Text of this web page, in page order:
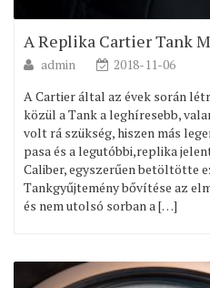
A Replika Cartier Tank
admin
2018-11-06
A Cartier által az évek során
közül a Tank a leghíresebb,
volt rá szükség, hiszen más
pasa és a legutóbbi,replika
Caliber, egyszerűen betöltötte
Tankgyűjtemény bővítése az
és nem utolsó sorban a […]